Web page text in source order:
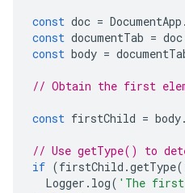
const doc = DocumentApp .
const documentTab = doc
const body =
// Obtain the first
const firstChild = body.
// Use getType() to
if (firstChild .getType
Logger . log( 'The first